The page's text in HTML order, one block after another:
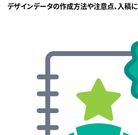
デザインデータの作成方法や注意点、入稿